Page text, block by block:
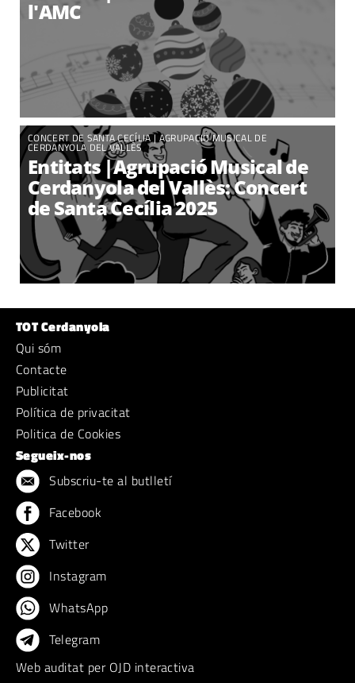
l'AMC
CONCERT DE SANTA CECÍLIA |AGRUPACIÓ MUSICAL DE
CERDANYOLA DEL VALLÈS
Entitats |Agrupació Musical de
Cerdanyola del Vallès: Concert
de Santa Cecília 2025
TOT Cerdanyola
Qui sóm
Contacte
Publicitat
Política de privacitat
Politica de Cookies
Segueix-nos
Subscriu-te al butlletí
Facebook
Twitter
Instagram
WhatsApp
Telegram
Web auditat per OJD interactiva